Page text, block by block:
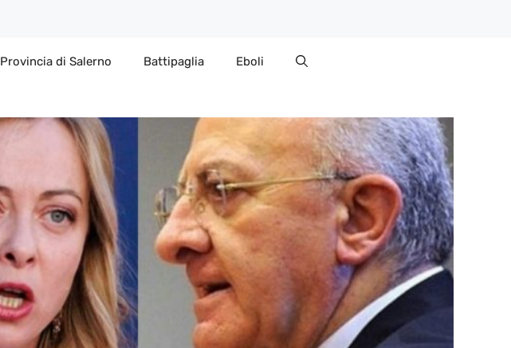
Provincia di Salerno Battipaglia Eboli